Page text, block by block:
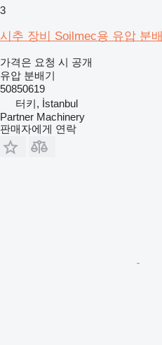
3
시추 장비 Soilmec용 유압 분
가격은 요청 시 공개
유압 분배기
50850619
터키, İstanbul
Partner Machinery
판매자에게 연락